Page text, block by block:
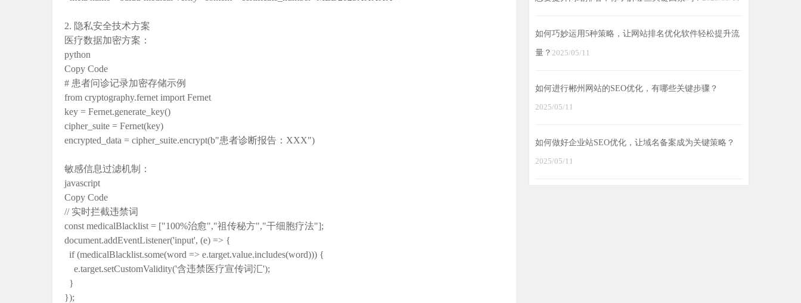
2. 隐私安全技术方案
医疗数据加密方案‌：
python
Copy Code
# 患者问诊记录加密存储示例
from cryptography.fernet import Fernet
key = Fernet.generate_key()
cipher_suite = Fernet(key)
encrypted_data = cipher_suite.encrypt(b"患者诊断报告：XXX")
敏感信息过滤机制‌：
javascript
Copy Code
// 实时拦截违禁词
const medicalBlacklist = ["100%治愈","祖传秘方","干细胞疗法"];
document.addEventListener('input', (e) => {
if (medicalBlacklist.some(word => e.target.value.includes(word))) {
e.target.setCustomValidity('含违禁医疗宣传词汇');
}
});
如何巧妙运用5种策略，让网站排名优化软件轻松提升流
量？ 2025/05/11
如何进行郴州网站的SEO优化，有哪些关键步骤？
2025/05/11
如何做好企业站SEO优化，让域名备案成为关键策略？
2025/05/11